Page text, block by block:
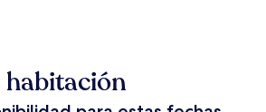
habitación